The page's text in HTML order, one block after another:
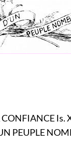
CONFIANCE Is.
PEUPLE